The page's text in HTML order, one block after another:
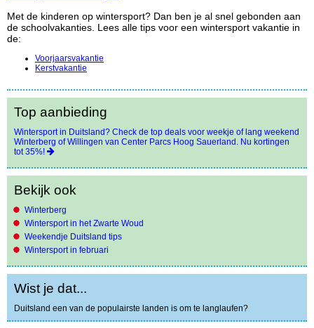
Top aanbieding
Wintersport in Duitsland? Check de top deals voor weekje of lang weekend
Winterberg of Willingen van Center Parcs Hoog Sauerland. Nu kortingen
tot 35%!
Bekijk ook
Winterberg
Wintersport in het Zwarte Woud
Weekendje Duitsland tips
Wintersport in februari
Wist je dat...
Duitsland een van de populairste landen is om te langlaufen?
Met de kinderen op wintersport? Dan ben je al snel gebonden aan
de schoolvakanties. Lees alle tips voor een wintersport vakantie in
de:
Voorjaarsvakantie
Kerstvakantie